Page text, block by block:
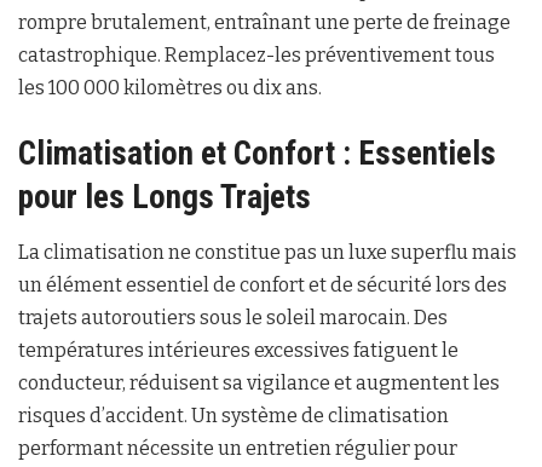
rompre brutalement, entraînant une perte de freinage
catastrophique. Remplacez-les préventivement tous
les 100 000 kilomètres ou dix ans.
Climatisation et Confort : Essentiels
pour les Longs Trajets
La climatisation ne constitue pas un luxe superflu mais
un élément essentiel de confort et de sécurité lors des
trajets autoroutiers sous le soleil marocain. Des
températures intérieures excessives fatiguent le
conducteur, réduisent sa vigilance et augmentent les
risques d’accident. Un système de climatisation
performant nécessite un entretien régulier pour